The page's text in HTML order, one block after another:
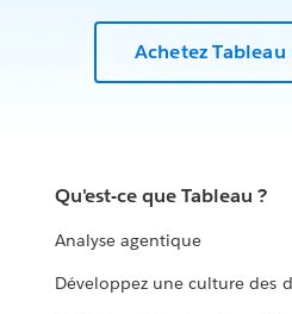
Achetez
Qu'est-ce que Tableau ?
Analyse agentique
Développez une culture des